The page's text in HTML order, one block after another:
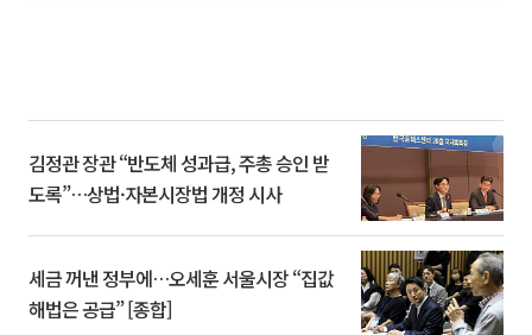
김정관 장관 “반도체 성과급, 주총 승인 받
도록”…상법·자본시장법 개정 시사
세금 꺼낸 정부에…오세훈 서울시장 “집값
해법은 공급” [종합]